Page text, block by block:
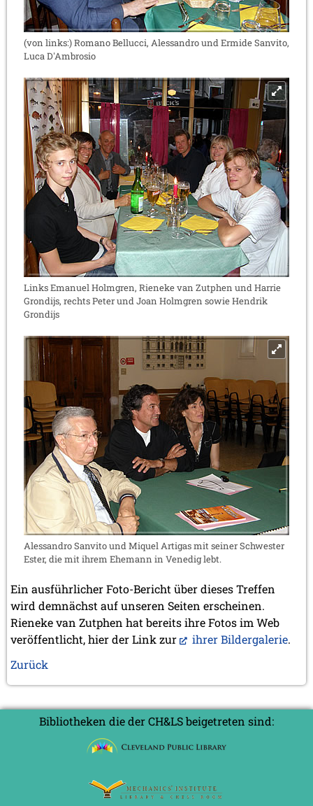
(von links:) Romano Bellucci, Alessandro und Ermide Sanvito,
Luca D'Ambrosio
Links Emanuel Holmgren, Rieneke van Zutphen und Harrie
Grondijs, rechts Peter und Joan Holmgren sowie Hendrik
Grondijs
Alessandro Sanvito und Miquel Artigas mit seiner Schwester
Ester, die mit ihrem Ehemann in Venedig lebt.
Ein ausführlicher Foto-Bericht über dieses Treffen
wird demnächst auf unseren Seiten erscheinen.
Rieneke van Zutphen hat bereits ihre Fotos im Web
veröffentlicht, hier der Link zur
ihrer Bildergalerie.
Zurück
Bibliotheken die der CH&LS beigetreten sind: